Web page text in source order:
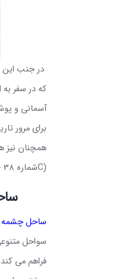
در جنب این
که در سفر به
آسمانی و
برای مرور
همچنان نیز
شماره 38C)
ساحل چشمه
سواحل
فراهم می‌